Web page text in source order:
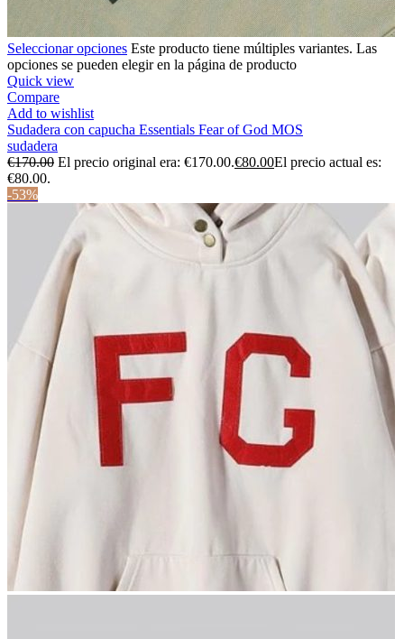
Seleccionar opciones Este producto tiene múltiples variantes. Las
opciones se pueden elegir en la página de producto
Quick view
Compare
Add to wishlist
Sudadera con capucha Essentials Fear of God MOS
sudadera
€170.00 El precio original era: €170.00.€80.00El precio actual es:
€80.00.
-53%